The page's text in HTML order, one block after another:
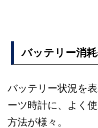
バッテリー消耗
バッテリー状況を
ーツ時計に、よく
方法が様々。